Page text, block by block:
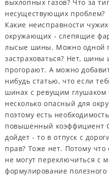
выхлопных газов? Что за
несуществующих проблем?
Какие неисправности
окружающих - слепящие
лысые шины. Можно одной
застраховаться? Нет, шины
прогорают. А можно
нибудь статью, что если
шинах с ревущим глушаком
несколько опасный для
поэтому есть
повышенный коэффициент
дойдет - то в отпуск с
прав? Тоже нет. Потому
не могут переключиться с
формулирование полезного